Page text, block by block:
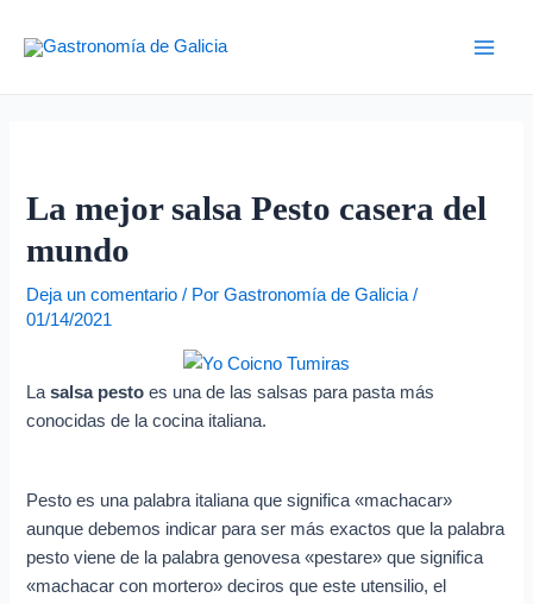
La mejor salsa Pesto casera del
mundo
Deja un comentario / PorGastronomía de Galicia/
01/14/2021
Lasalsa pesto es una de las salsas para pasta más
conocidas de la cocina italiana.
Pesto es una palabra italiana que significa «machacar»
aunque debemos indicar para ser más exactos que la palabra
pesto viene de la palabra genovesa «pestare» que significa
«machacar con mortero» deciros que este utensilio, el
de
i
i
ó
n
d
c
o
r
e
o